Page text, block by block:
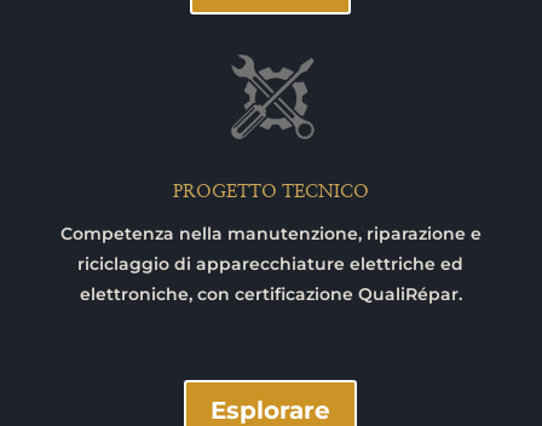
PROGETTO TECNICO
Competenza nella manutenzione, riparazione e
riciclaggio di apparecchiature elettriche ed
elettroniche, con certificazione QualiRépar.
Esplorare